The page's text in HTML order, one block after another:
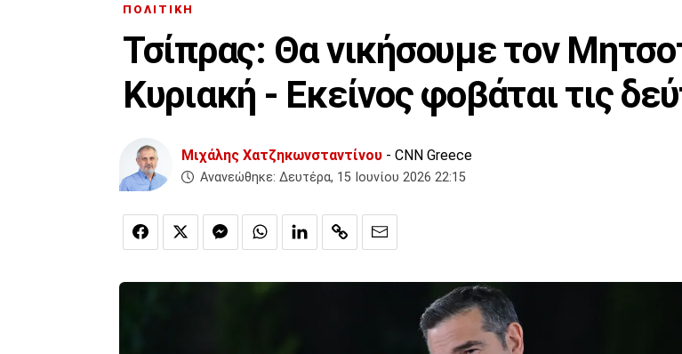
ΠΟΛΙΤΙΚΗ
Τσίπρας: Θα νικήσουμε τον
Κυριακή - Εκείνος φοβάται τις
Μιχάλης Χατζηκωνσταντίνου - CNN Greece
Ανανεώθηκε: Δευτέρα, 15 Ιουνίου 2026 22:15